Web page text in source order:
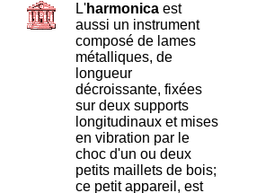
L'harmonica est
aussi un instrument
composé de lames
métalliques, de
longueur
décroissante, fixées
sur deux supports
longitudinaux et mises
en vibration par le
choc d'un ou deux
petits maillets de bois;
ce petit appareil, est